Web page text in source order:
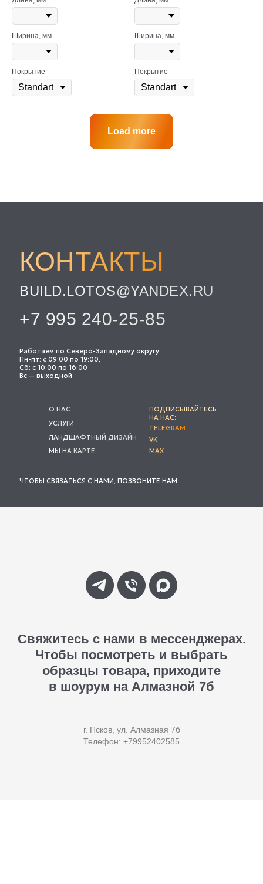
Ширина, мм
Покрытие
Ширина, мм
Покрытие
Load more
ПОДПИСЫВАЙТЕСЬ
НА НАС:
VK
MAX
TELEGRAM
МЫ НА КАРТЕ
ЛАНДШАФТНЫЙ ДИЗАЙН
УСЛУГИ
О НАС
Работаем по Северо-Западному округу
Пн-пт: с 09:00 по 19:00,
Сб: с 10:00 по 16:00
Вс — выходной
ЧТОБЫ СВЯЗАТЬСЯ С НАМИ, ПОЗВОНИТЕ НАМ
+7 995 240-25-85
BUILD.LOTOS@YANDEX.RU
КОНТАКТЫ
Свяжитесь с нами в мессенджерах.
Чтобы посмотреть и выбрать
образцы товара, приходите
в шоурум на Алмазной 7б
г. Псков, ул. Алмазная 7б
Телефон: +79952402585